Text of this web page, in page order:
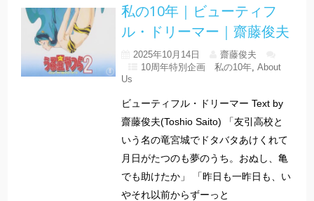
私の10年｜ビューティフ
ル・ドリーマー｜齋藤俊夫
2025年10月14日
齋藤俊夫
10周年特別企画 私の10年, About
Us
ビューティフル・ドリーマー Text by
齋藤俊夫(Toshio Saito) 「友引高校と
いう名の竜宮城でドタバタあけくれて
月日がたつのも夢のうち。おぬし、亀
でも助けたか」 「昨日も一昨日も、い
やそれ以前からずーっと